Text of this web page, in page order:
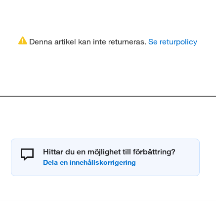
Denna artikel kan inte returneras. Se returpolicy
Hittar du en möjlighet till förbättring?